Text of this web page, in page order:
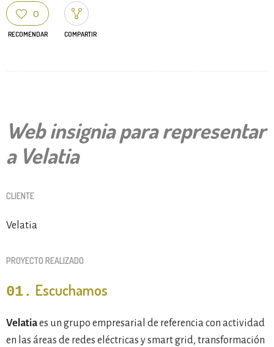
0
RECOMENDAR COMPARTIR
Web insignia para representar
a Velatia
CLIENTE
Velatia
PROYECTO REALIZADO
01. Escuchamos
Velatiaes un grupo empresarial de referencia con actividad
en las áreas de redes eléctricas y smart grid, transformación